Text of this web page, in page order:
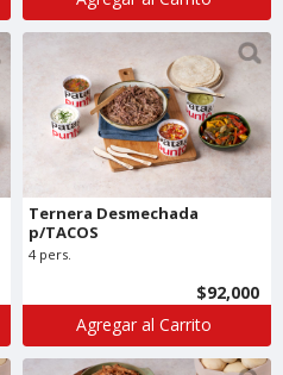
Ternera Desmechada
p/TACOS
4 pers.
$92,000
Agregar al Carrito